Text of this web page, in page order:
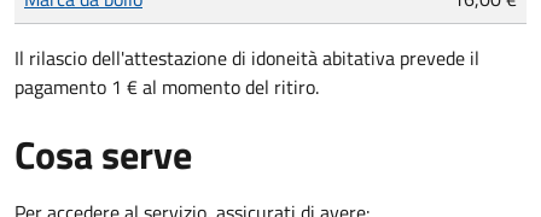
Il rilascio dell'attestazione di idoneità abitativa prevede il
pagamento 1 € al momento del ritiro.
Cosa serve